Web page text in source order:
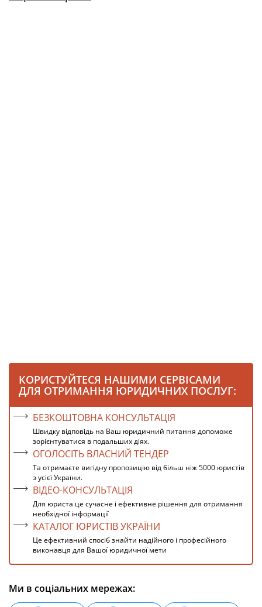
КОРИСТУЙТЕСЯ НАШИМИ СЕРВІСАМИ
ДЛЯ ОТРИМАННЯ ЮРИДИЧНИХ ПОСЛУГ:
БЕЗКОШТОВНА КОНСУЛЬТАЦІЯ
Швидку відповідь на Ваш юридичний питання допоможе
зорієнтуватися в подальших діях.
ОГОЛОСІТЬ ВЛАСНИЙ ТЕНДЕР
Та отримаєте вигідну пропозицію від більш ніж 5000 юристів
з усієї України.
ВІДЕО-КОНСУЛЬТАЦІЯ
Для юриста це сучасне і ефективне рішення для отримання
необхідної інформації
КАТАЛОГ ЮРИСТІВ УКРАЇНИ
Це ефективний спосіб знайти надійного і професійного
виконавця для Вашої юридичної мети
Ми в соціальних мережах: